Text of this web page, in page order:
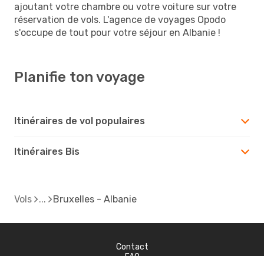
ajoutant votre chambre ou votre voiture sur votre
réservation de vols. L'agence de voyages Opodo
s'occupe de tout pour votre séjour en Albanie !
Planifie ton voyage
Itinéraires de vol populaires
Itinéraires Bis
Vols Bruxelles - Albanie
Contact